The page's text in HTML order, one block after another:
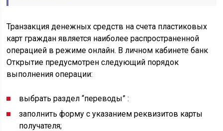
Транзакция денежных средств на счета пластиковых
карт граждан является наиболее распространенной
операцией в режиме онлайн. В личном кабинете банк
Открытие предусмотрен следующий порядок
выполнения операции:
выбрать раздел “переводы” :
заполнить форму с указанием реквизитов карты
получателя;